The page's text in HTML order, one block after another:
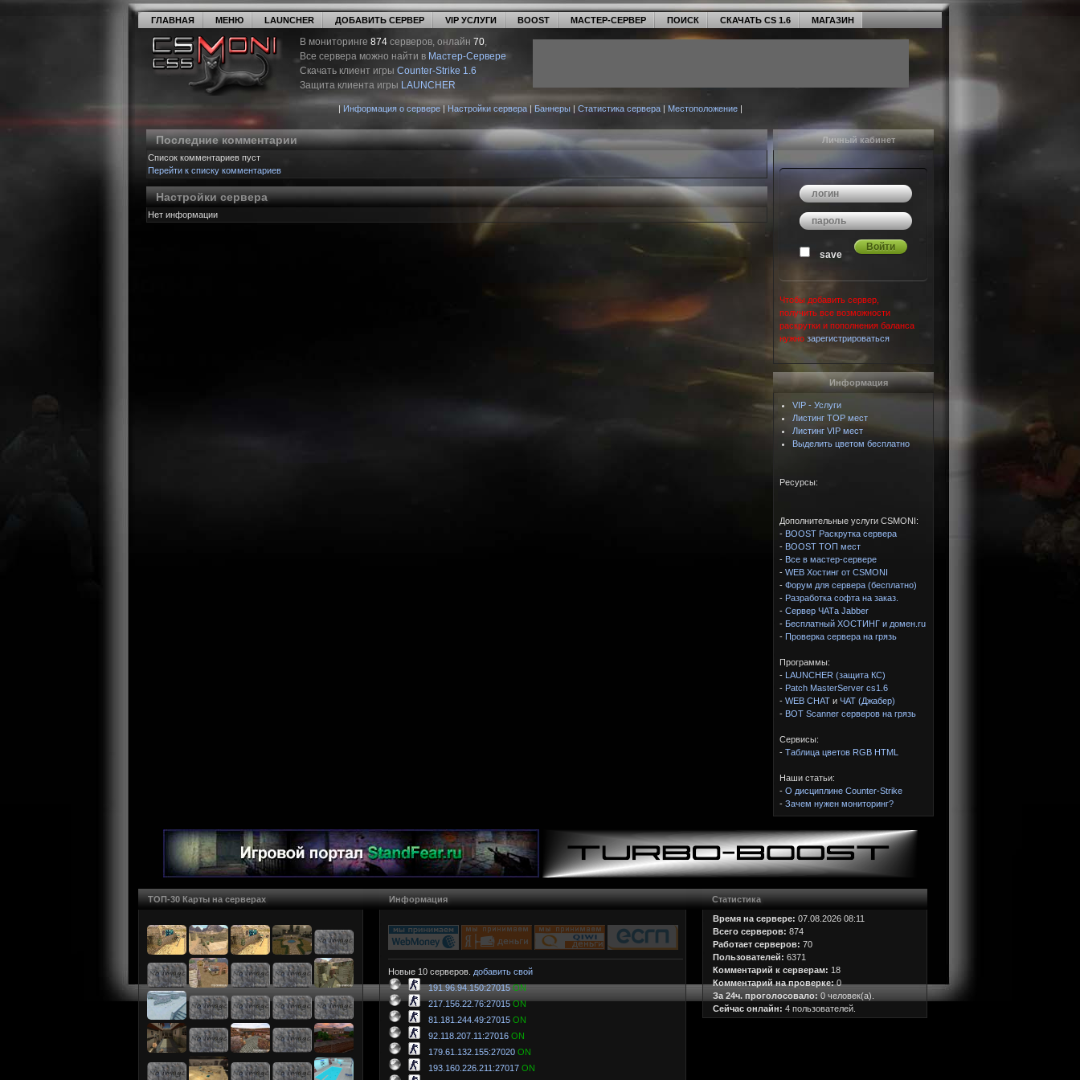
ГЛАВНАЯ МЕНЮ LAUNCHER ДОБАВИТЬ СЕРВЕР VIP УСЛУГИ BOOST МАСТЕР-СЕРВЕР ПОИСК СКАЧАТЬ CS 1.6 МАГАЗИН
В мониторинге 874 серверов, онлайн 70,
Все сервера можно найти в Мастер-Сервере
Скачать клиент игры Counter-Strike 1.6
Защита клиента игры LAUNCHER
| Информация о сервере| Настройки сервера| Баннеры| Статистика сервера| Местоположение|
Последние комментарии
Список комментариев пуст
Перейти к списку комментариев
Настройки сервера
Нет информации
Личный кабинет
save
Чтобы добавить сервер,
получить все возможности
раскрутки и пополнения баланса
нужно зарегистрироваться
Информация
VIP - Услуги
Листинг TOP мест
Листинг VIP мест
Выделить цветом бесплатно
Ресурсы:
Дополнительные услуги CSMONI:
- BOOST Раскрутка сервера
- BOOST ТОП мест
- Все в мастер-сервере
- WEB Хостинг от CSMONI
- Форум для сервера (бесплатно)
- Разработка софта на заказ.
- Сервер ЧАТа Jabber
- Бесплатный ХОСТИНГ и домен.ru
- Проверка сервера на грязь
Программы:
- LAUNCHER (защита КС)
- Patch MasterServer cs1.6
- WEB CHAT и ЧАТ (Джабер)
- BOT Scanner серверов на грязь
Сервисы:
- Таблица цветов RGB HTML
Наши статьи:
- О дисциплине Counter-Strike
- Зачем нужен мониторинг?
ТОП-30 Карты на серверах Информация
Новые 10 серверов. добавить свой
191.96.94.150:27015ON
217.156.22.76:27015ON
81.181.244.49:27015 ON
92.118.207.11:27016 ON
179.61.132.155:27020 ON
193.160.226.211:27017 ON
Статистика
Время на сервере: 07.08.2026 08:11
Всего серверов: 874
Работает серверов: 70
Пользователей: 6371
Комментарий к серверам: 18
Комментарий на проверке:0
За 24ч. проголосовало: 0 человек(а).
Сейчас онлайн: 4 пользователей.